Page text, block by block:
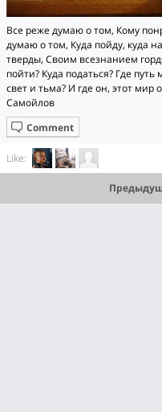
Все реже думаю о том, Кому
думаю о том, Куда пойду, куда
тверды, Своим всезнанием
пойти? Куда податься? Где
свет и тьма? И где он, этот мир
Самойлов
Comment
Like: